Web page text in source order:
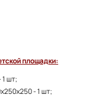
площадки:
шт;
- 1 шт;